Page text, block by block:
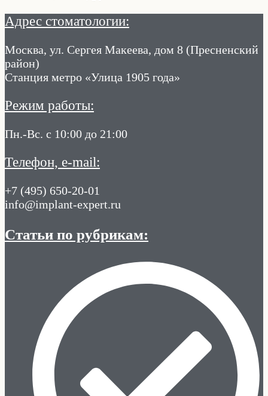
Адрес стоматологии:
Москва, ул. Сергея Макеева, дом 8 (Пресненский
район)
Станция метро «Улица 1905 года»
Режим работы:
Пн.-Вс. с 10:00 до 21:00
Телефон, e-mail:
+7 (495) 650-20-01
info@implant-expert.ru
Статьи по рубрикам: